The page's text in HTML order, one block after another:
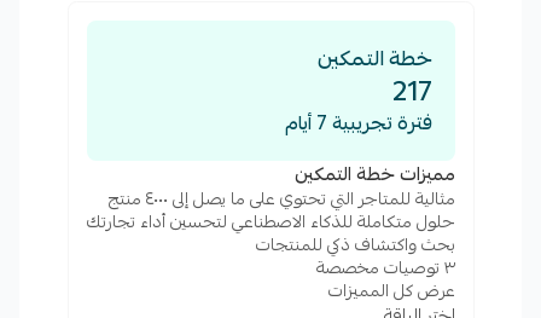
خطة التمكين
217
فترة تجريبية 7 أيام
مميزات خطة التمكين
مثالية للمتاجر التي تحتوي على ما يصل إلى ٤٠٠٠ منتج
حلول متكاملة للذكاء الاصطناعي لتحسين أداء تجارتك
بحث واكتشاف ذكي للمنتجات
٣ توصيات مخصصة
عرض كل المميزات